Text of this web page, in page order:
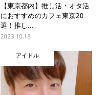
【東京都内】推し活・オタ活
におすすめのカフェ東京20
選！推し...
2023.10.18
アイドル